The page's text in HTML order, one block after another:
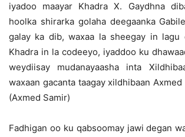
iyadoo maayar Khadra X. Gaydhna
hoolka shirarka golaha deegaanka
galay ka dib, waxaa la sheegay in lagu
Khadra in la codeeyo, iyaddoo ku
weydiisay mudanayaasha inta
waxaan gacanta taagay xildhibaan
(Axmed Samir)
Fadhigan oo ku qabsoomay jawi degan